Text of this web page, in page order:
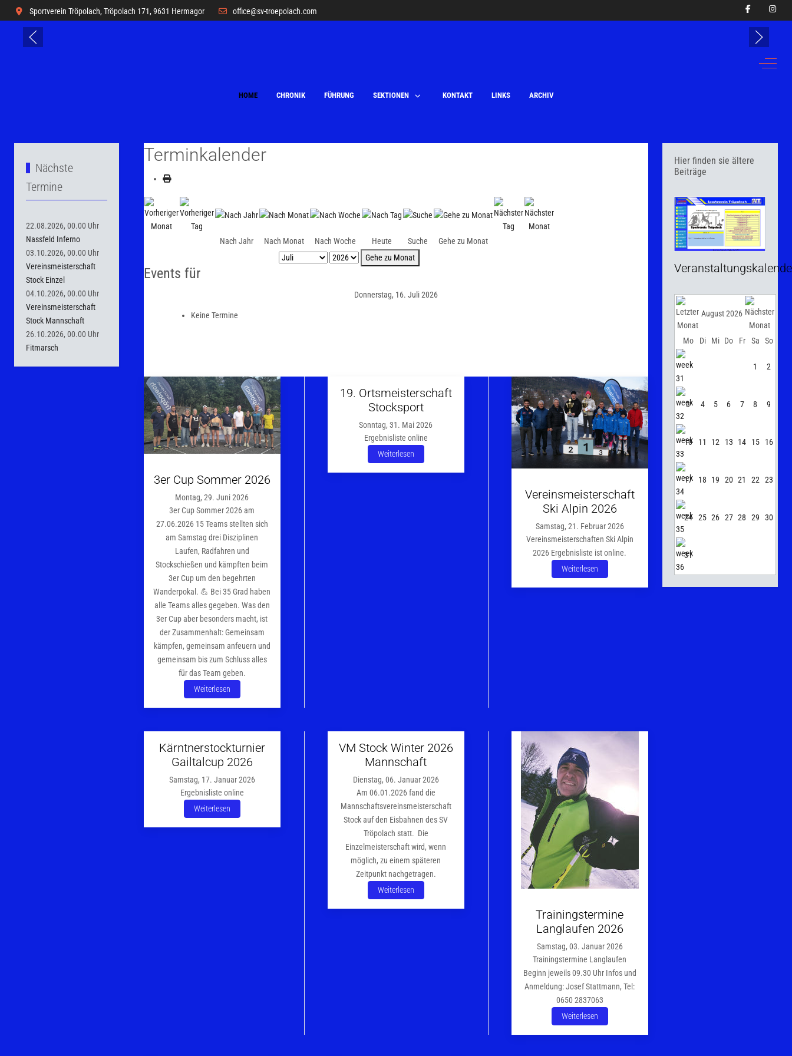
Sportverein Tröpolach, Tröpolach 171, 9631 Hermagor office@sv-troepolach.com
Off-
HOME CHRONIK FÜHRUNG SEKTIONEN KONTAKT LINKS ARCHIV
Nächste
Termine
22.08.2026, 00.00 Uhr
Nassfeld Inferno
03.10.2026, 00.00 Uhr
Vereinsmeisterschaft
Stock Einzel
04.10.2026, 00.00 Uhr
Vereinsmeisterschaft
Stock Mannschaft
26.10.2026, 00.00 Uhr
Fitmarsch
Terminkalender
Nach Jahr Nach Monat Nach Woche Heute Suche
Gehe zu Monat
Gehe zu Monat
Events für
Donnerstag, 16. Juli 2026
Keine Termine
3er Cup Sommer 2026
Montag, 29. Juni 2026
3er Cup Sommer 2026 am
27.06.2026 15 Teams stellten sich
am Samstag drei Disziplinen
Laufen, Radfahren und
Stockschießen und kämpften beim
3er Cup um den begehrten
Wanderpokal. 💪 Bei 35 Grad haben
alle Teams alles gegeben. Was den
3er Cup aber besonders macht, ist
der Zusammenhalt: Gemeinsam
kämpfen, gemeinsam anfeuern und
gemeinsam bis zum Schluss alles
für das Team geben.
Weiterlesen
19. Ortsmeisterschaft
Stocksport
Sonntag, 31. Mai 2026
Ergebnisliste online
Weiterlesen
Vereinsmeisterschaft
Ski Alpin 2026
Samstag, 21. Februar 2026
Vereinsmeisterschaften Ski Alpin
2026 Ergebnisliste ist online.
Weiterlesen
Kärntnerstockturnier
Gailtalcup 2026
Samstag, 17. Januar 2026
Ergebnisliste online
Weiterlesen
VM Stock Winter 2026
Mannschaft
Dienstag, 06. Januar 2026
Am 06.01.2026 fand die
Mannschaftsvereinsmeisterschaft
Stock auf den Eisbahnen des SV
Tröpolach statt. Die
Einzelmeisterschaft wird, wenn
möglich, zu einem späteren
Zeitpunkt nachgetragen.
Weiterlesen
Trainingstermine
Langlaufen 2026
Samstag, 03. Januar 2026
Trainingstermine Langlaufen
Beginn jeweils 09.30 Uhr Infos und
Anmeldung: Josef Stattmann, Tel:
0650 2837063
Weiterlesen
Hier finden sie ältere
Beiträge
August 2026
Mo Di Mi Do Fr Sa So
1 2
3 4 5 6 7 8 9
10 11 12 13 14 15 16
17 18 19 20 21 22 23
24 25 26 27 28 29 30
31